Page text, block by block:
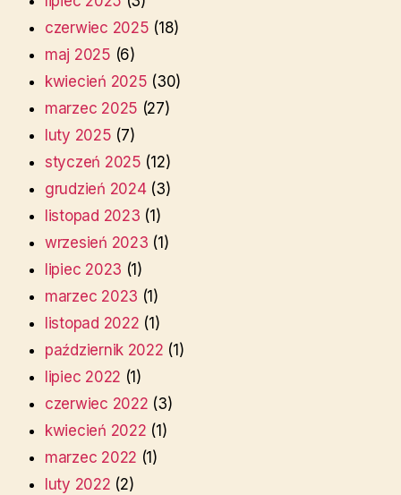
czerwiec 2025 (18)
maj 2025 (6)
kwiecień 2025 (30)
marzec 2025 (27)
luty 2025 (7)
styczeń 2025 (12)
grudzień 2024(3)
listopad 2023 (1)
wrzesień 2023 (1)
lipiec 2023 (1)
marzec 2023 (1)
listopad 2022 (1)
październik 2022 (1)
lipiec 2022 (1)
czerwiec 2022 (3)
kwiecień 2022 (1)
marzec 2022 (1)
luty 2022 (2)